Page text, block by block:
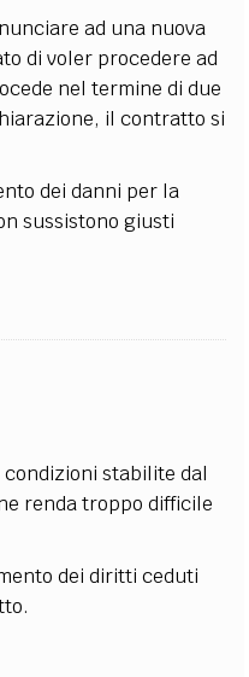
ad una nuova
di voler procedere ad
nel termine di due
il contratto si
dei danni per la
sussistono giusti
stabilite dal
renda troppo difficile
dei diritti ceduti